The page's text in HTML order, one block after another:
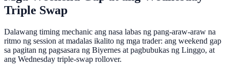
Triple Swap
Dalawang timing mechanic ang nasa labas ng pang-araw-araw na
ritmo ng session at madalas ikalito ng mga trader: ang weekend gap
sa pagitan ng pagsasara ng Biyernes at pagbubukas ng Linggo, at
ang Wednesday triple-swap rollover.